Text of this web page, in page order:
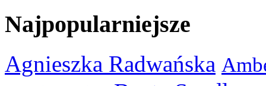
Najpopularniejsze
Agnieszka Radwańska